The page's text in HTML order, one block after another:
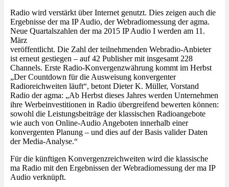
Radio wird verstärkt über Internet genutzt. Dies zeigen auch die
Ergebnisse der ma IP Audio, der Webradiomessung der agma.
Neue Quartalszahlen der ma 2015 IP Audio I werden am 11.
März
veröffentlicht. Die Zahl der teilnehmenden Webradio-Anbieter
ist erneut gestiegen – auf 42 Publisher mit insgesamt 228
Channels. Erste Radio-Konvergenzwährung kommt im Herbst
„Der Countdown für die Ausweisung konvergenter
Radioreichweiten läuft“, betont Dieter K. Müller, Vorstand
Radio der agma: „Ab Herbst dieses Jahres werden Unternehmen
ihre Werbeinvestitionen in Radio übergreifend bewerten können:
sowohl die Leistungsbeiträge der klassischen Radioangebote
wie auch von Online-Audio Angeboten innerhalb einer
konvergenten Planung – und dies auf der Basis valider Daten
der Media-Analyse.“
Für die künftigen Konvergenzreichweiten wird die klassische
ma Radio mit den Ergebnissen der Webradiomessung der ma IP
Audio verknüpft.